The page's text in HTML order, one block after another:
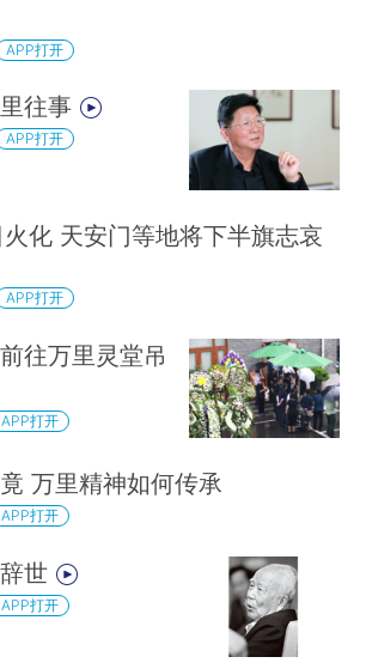
APP打开
往事
APP打开
化 天安门等地将下半旗志哀
APP打开
往万里灵堂吊
APP打开
万里精神如何传承
APP打开
世
APP打开